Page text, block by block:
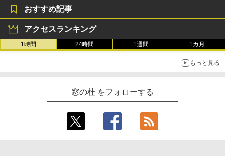
おすすめ記事
アクセスランキング
1時間 24時間 1週間 1カ月
もっと見る
窓の杜 をフォローする